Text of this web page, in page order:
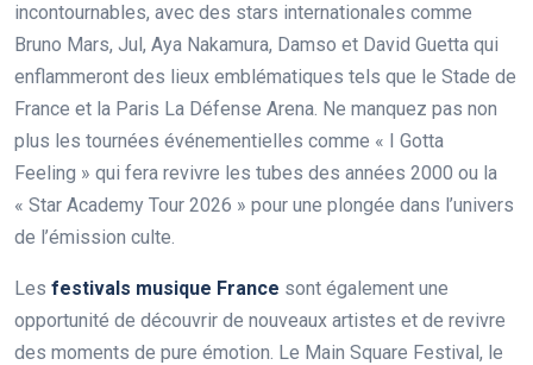
incontournables, avec des stars internationales comme
Bruno Mars, Jul, Aya Nakamura, Damso et David Guetta qui
enflammeront des lieux emblématiques tels que le Stade de
France et la Paris La Défense Arena. Ne manquez pas non
plus les tournées événementielles comme « I Gotta
Feeling » qui fera revivre les tubes des années 2000 ou la
« Star Academy Tour 2026 » pour une plongée dans l’univers
de l’émission culte.
Les festivals musique France sont également une
opportunité de découvrir de nouveaux artistes et de revivre
des moments de pure émotion. Le Main Square Festival, le